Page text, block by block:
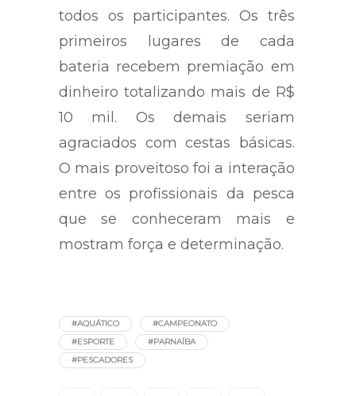
todos os participantes. Os três
primeiros lugares de cada
bateria recebem premiação em
dinheiro totalizando mais de R$
10 mil. Os demais seriam
agraciados com cestas básicas.
O mais proveitoso foi a interação
entre os profissionais da pesca
que se conheceram mais e
mostram força e determinação.
#AQUÁTICO
#CAMPEONATO
#ESPORTE
#PARNAÍBA
#PESCADORES